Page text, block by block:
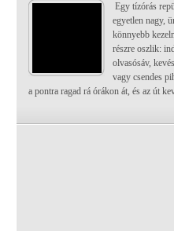
Egy tízórás
egyetlen nagy,
könnyebb
részre oszlik:
olvasósáv,
vagy csendes
a pontra ragad rá órákon át, és az út